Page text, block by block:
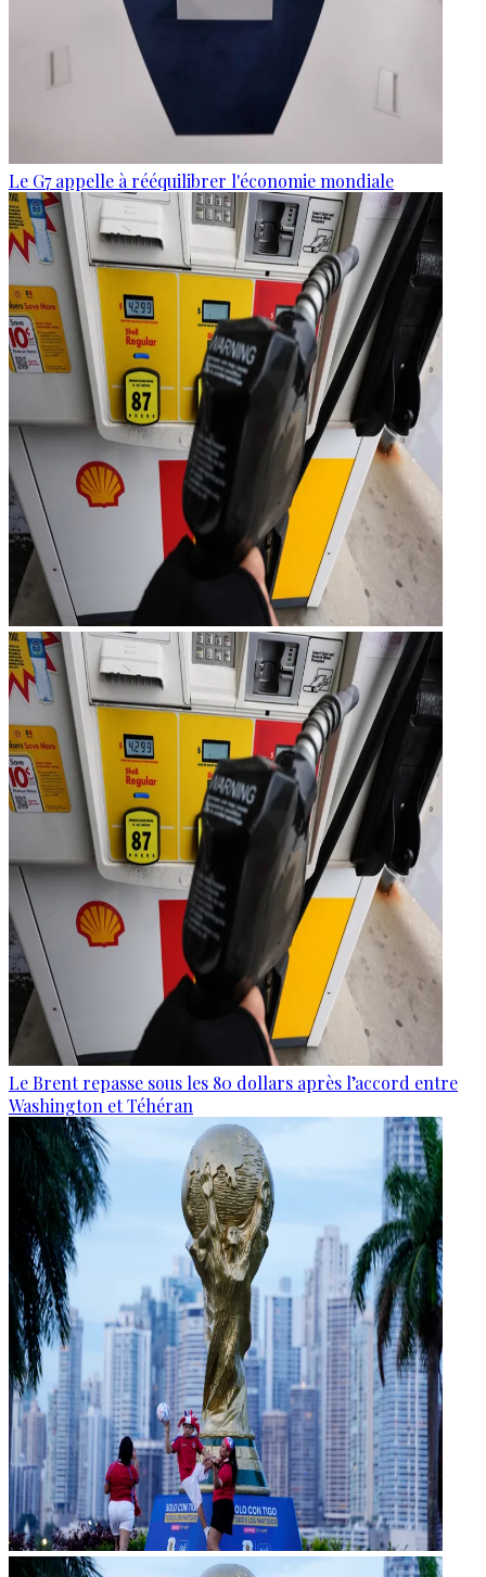
Le G7 appelle à rééquilibrer l'économie mondiale
Le Brent repasse sous les 80 dollars après l’accord entre
Washington et Téhéran